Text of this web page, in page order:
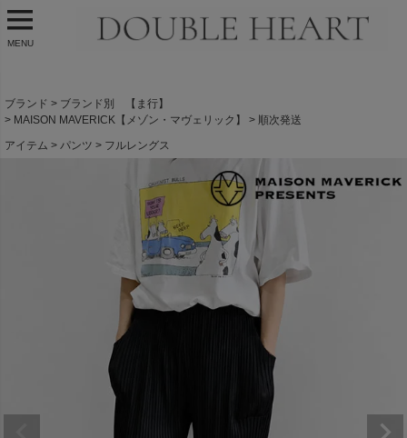
MENU
ブランド
ブランド別 【ま行】
MAISON MAVERICK【メゾン・マヴェリック】
順次発送
アイテム
パンツ フルレングス